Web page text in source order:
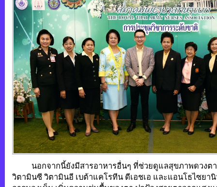
นอกจากนี้ยังมีสารอาหารอื่นๆ ที่ช่วยดูแลสุขภาพดวงตา
วิตามินซี วิตามินอี เบต้าแคโรทีน ดีเอชเอ และแอนโธไซยา